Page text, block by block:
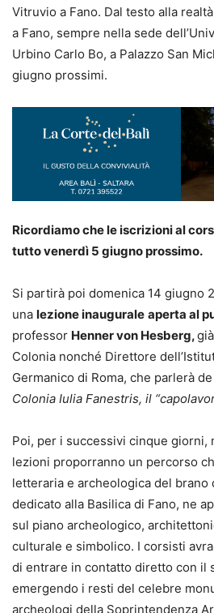
Vitruvio a Fano. Dal testo alla
a Fano, sempre nella sede
Urbino Carlo Bo, a Palazzo San
giugno prossimi.
Ricordiamo che le iscrizioni al
tutto venerdì 5 giugno prossimo.
Si partirà poi domenica 14 giugno
una lezione inaugurale aperta al
professor Henner von Hesberg,
Colonia nonché Direttore
Germanico di Roma, che parlerà de
Colonia Iulia Fanestris, il
Poi, per i successivi cinque giorni,
lezioni proporranno un percorso
letteraria e archeologica del brano
dedicato alla Basilica di Fano, ne
sul piano archeologico,
culturale e simbolico. I corsisti
di entrare in contatto diretto con il
emergendo i resti del celebre
archeologi della Soprintendenza